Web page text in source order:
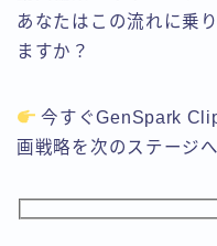
あなたはこの流れに乗
ますか？
今すぐGenSpark
画戦略を次のステージ